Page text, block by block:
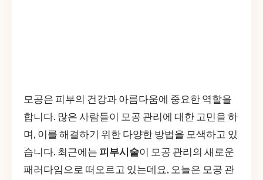
모공은 피부의 건강과 아름다움에 중요한 역할을
합니다. 많은 사람들이 모공 관리에 대한 고민을 하
며, 이를 해결하기 위한 다양한 방법을 모색하고 있
습니다. 최근에는 피부시술이 모공 관리의 새로운
패러다임으로 떠오르고 있는데요, 오늘은 모공 관